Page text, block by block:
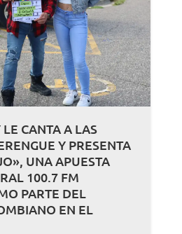
CANTA A LAS
Y PRESENTA
UNA APUESTA
100.7 FM
PARTE DEL
EN EL